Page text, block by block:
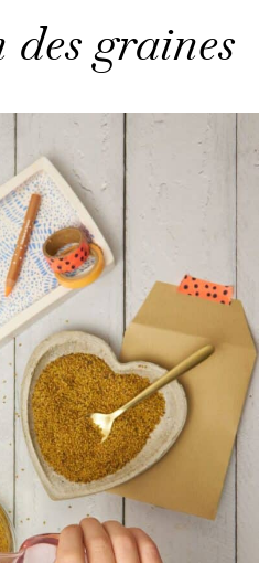
graines